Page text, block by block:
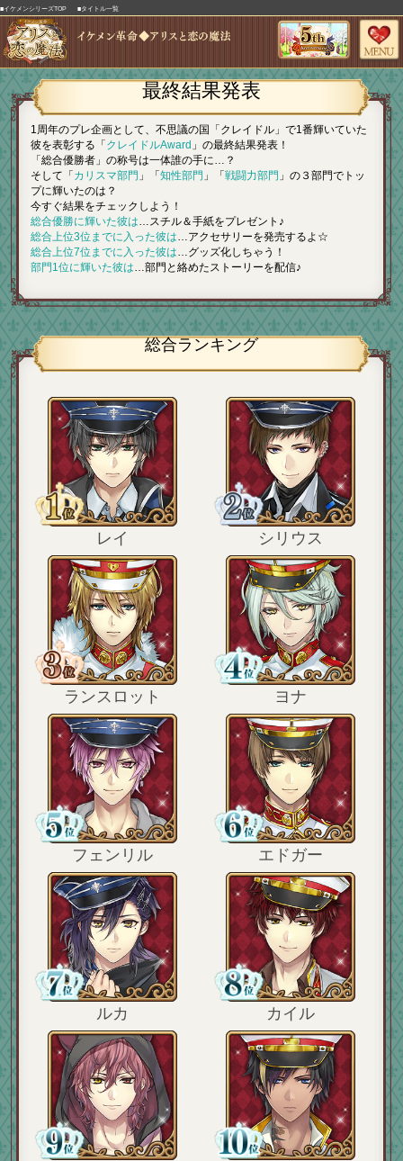
■イケメンシリーズTOP ■タイトル一覧
最終結果発表
1周年のプレ企画として、不思議の国「クレイドル」で1番輝いていた
彼を表彰する「 クレイドルAward 」の最終結果発表！
「総合優勝者」の称号は一体誰の手に…？
そして「 カリスマ部門 」「 知性部門 」「 戦闘力部門 」の３部門でトッ
プに輝いたのは？
今すぐ結果をチェックしよう！
総合優勝に輝いた彼は …スチル＆手紙をプレゼント♪
総合上位3位までに入った彼は …アクセサリーを発売するよ☆
総合上位7位までに入った彼は …グッズ化しちゃう！
部門1位に輝いた彼は …部門と絡めたストーリーを配信♪
総合ランキング
レイ シリウス
ランスロット ヨナ
フェンリル エドガー
ルカ カイル